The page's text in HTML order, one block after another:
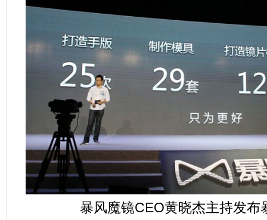
暴风魔镜CEO黄晓杰主持发布